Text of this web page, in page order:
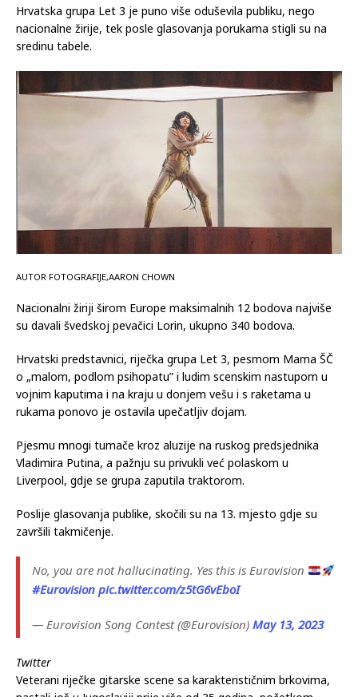
Hrvatska grupa Let 3 je puno više oduševila publiku, nego
nacionalne žirije, tek posle glasovanja porukama stigli su na
sredinu tabele.
AUTOR FOTOGRAFIJE,AARON CHOWN
Nacionalni žiriji širom Europe maksimalnih 12 bodova najviše
su davali švedskoj pevačici Lorin, ukupno 340 bodova.
Hrvatski predstavnici, riječka grupa Let 3, pesmom Mama ŠČ
o „malom, podlom psihopatu” i ludim scenskim nastupom u
vojnim kaputima i na kraju u donjem vešu i s raketama u
rukama ponovo je ostavila upečatljiv dojam.
Pjesmu mnogi tumače kroz aluzije na ruskog predsjednika
Vladimira Putina, a pažnju su privukli već polaskom u
Liverpool, gdje se grupa zaputila traktorom.
Poslije glasovanja publike, skočili su na 13. mjesto gdje su
završili takmičenje.
No, you are not hallucinating. Yes this is Eurovision
#Eurovision pic.twitter.com/z5tG6vEboI
— Eurovision Song Contest (@Eurovision) May 13, 2023
Twitter
Veterani riječke gitarske scene sa karakterističnim brkovima,